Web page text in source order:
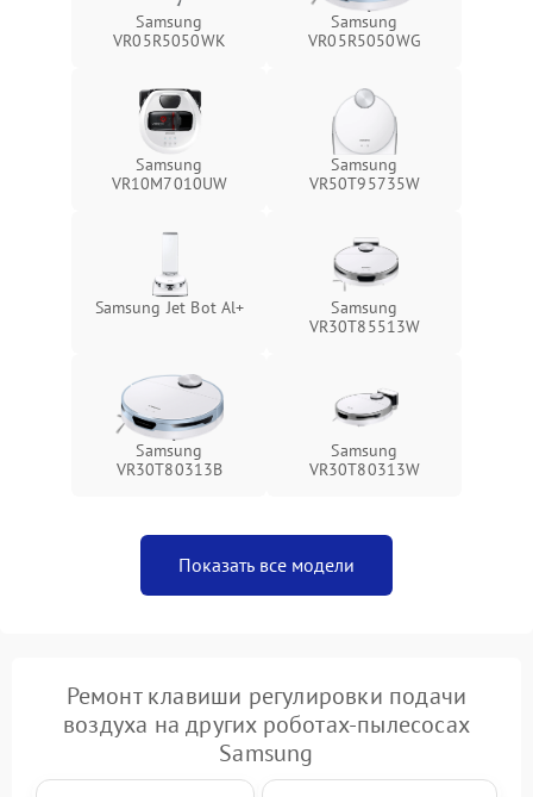
Samsung
VR05R5050WK
Samsung
VR05R5050WG
Samsung
VR10M7010UW
Samsung
VR50T95735W
Samsung Jet Bot Al+
Samsung
VR30T85513W
Samsung
VR30T80313B
Samsung
VR30T80313W
Показать все модели
Ремонт клавиши регулировки подачи
воздуха на других роботах-пылесосах
Samsung